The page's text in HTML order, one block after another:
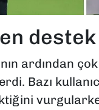
destek
ardından
Bazı